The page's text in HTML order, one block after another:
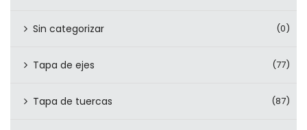
Sin categorizar (0)
Tapa de ejes (77)
Tapa de tuercas (87)